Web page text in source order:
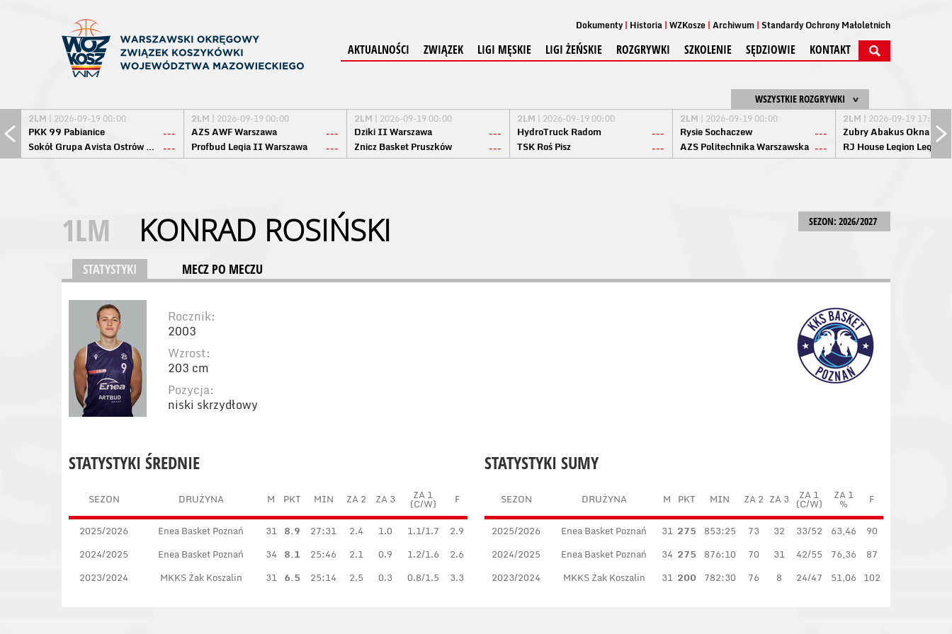
Dokumenty Historia WZKosze Archiwum Standardy Ochrony Małoletnich
AKTUALNOŚCI ZWIĄZEK LIGI MĘSKIE LIGI ŻEŃSKIE ROZGRYWKI SZKOLENIE SĘDZIOWIE KONTAKT
WSZYSTKIE ROZGRYWKI
2LM | 2026-09-19 00:00
PKK 99 Pabianice
---
Sokół Grupa Avista Ostrów Maz. ---
2LM | 2026-09-19 00:00
AZS AWF Warszawa
---
Profbud Legia II Warszawa
---
2LM | 2026-09-19 00:00
Dziki II Warszawa
---
Znicz Basket Pruszków
---
2LM | 2026-09-19 00:00
HydroTruck Radom
---
TSK Roś Pisz
---
2LM | 2026-09-19 00:00
Rysie Sochaczew
---
AZS Politechnika Warszawska ---
2LM | 2026-09-19 17:00
Żubry Abakus Okna
RJ House Legion
SEZON: 2026/2027
1LM KONRAD ROSIŃSKI
STATYSTYKI MECZ PO MECZU
Rocznik:
2003
Wzrost:
203 cm
Pozycja:
niski skrzydłowy
STATYSTYKI SUMY
SEZON DRUŻYNA M PKT MIN ZA 2 ZA 3 ZA 1
(C/W)
ZA 1
% F
2025/2026 Enea Basket Poznań 31 275 853:25 73 32 33/52 63,46
90
2024/2025
Enea Basket Poznań 34 275 876:10 70 31 42/55 76,36
87
2023/2024
MKKS Żak Koszalin 31 200 782:30 76 8 24/47 51,06 102
STATYSTYKI ŚREDNIE
SEZON DRUŻYNA M PKT MIN ZA 2 ZA 3 ZA 1
(C/W) F
2025/2026 Enea Basket Poznań 31 8.9 27:31 2.4 1.0 1.1/1.7
2.9
2024/2025
Enea Basket Poznań 34 8.1 25:46 2.1 0.9 1.2/1.6
2.6
2023/2024
MKKS Żak Koszalin 31 6.5 25:14 2.5 0.3 0.8/1.5 3.3